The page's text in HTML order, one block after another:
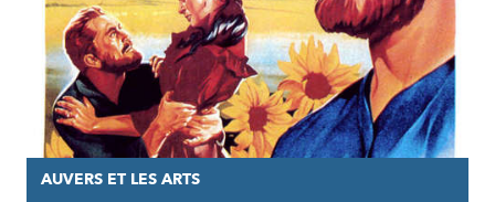
AUVERS ET LES ARTS